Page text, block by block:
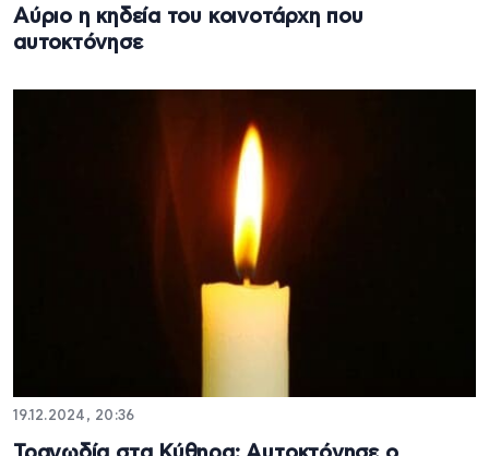
Αύριο η κηδεία του κοινοτάρχη που
αυτοκτόνησε
19.12.2024, 20:36